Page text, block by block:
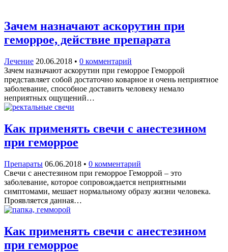
Зачем назначают аскорутин при
геморрое, действие препарата
Лечение 20.06.2018 • 0 комментарий
Зачем назначают аскорутин при геморрое Геморрой
представляет собой достаточно коварное и очень неприятное
заболевание, способное доставить человеку немало
неприятных ощущений…
Как применять свечи с анестезином
при геморрое
Препараты 06.06.2018 • 0 комментарий
Свечи с анестезином при геморрое Геморрой – это
заболевание, которое сопровождается неприятными
симптомами, мешает нормальному образу жизни человека.
Проявляется данная…
Как применять свечи с анестезином
при геморрое